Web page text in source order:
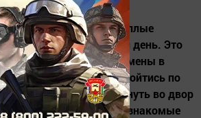
— это не только тёплые
и длинный световой день. Это
заметны перемены в
можно спокойно пройтись по
пролётам, заглянуть во двор
и увидеть, как знакомые